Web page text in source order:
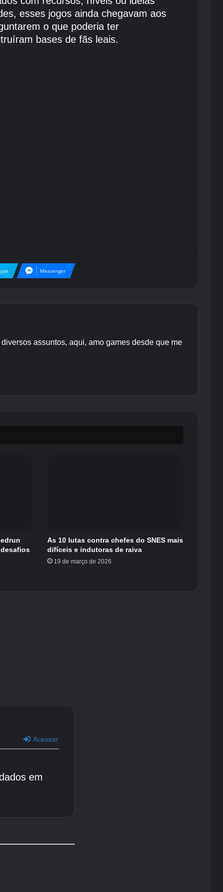
esses jogos ainda chegavam aos
o que poderia ter
bases de fãs leais.
Messenger
assuntos, aqui, amo games desde que me
As 10 lutas contra chefes do SNES mais
difíceis e indutoras de raiva
19 de março de 2026
Acessar
em